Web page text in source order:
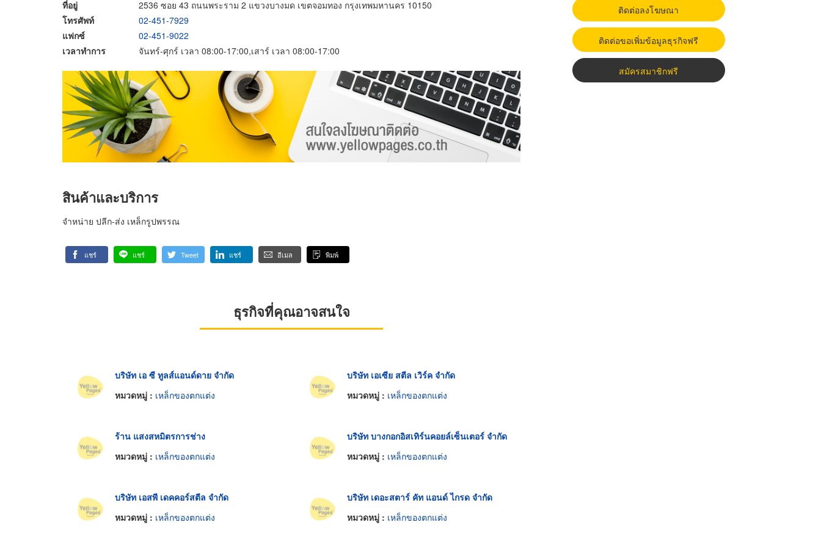
ที่อยู่
2536 ซอย 43 ถนนพระราม 2 แขวงบางมด เขตจอมทอง กรุงเทพมหานคร 10150
โทรศัพท์
02-451-7929
แฟกซ์
02-451-9022
เวลาทำการ
จันทร์-ศุกร์ เวลา 08:00-17:00,เสาร์ เวลา 08:00-17:00
สินค้าและบริการ
จำหน่าย ปลีก-ส่ง เหล็กรูปพรรณ
แชร์ แชร์ Tweet แชร์ อีเมล พิมพ์
ธุรกิจที่คุณอาจสนใจ
บริษัท เอ ซี ทูลส์แอนด์ดาย จำกัด
หมวดหมู่ : เหล็กของตกแต่ง
บริษัท เอเซีย สตีล เวิร์ค จำกัด
หมวดหมู่ : เหล็กของตกแต่ง
ร้าน แสงสหมิตรการช่าง
หมวดหมู่ : เหล็กของตกแต่ง
บริษัท บางกอกอิสเทิร์นคอยล์เซ็นเตอร์ จำกัด
หมวดหมู่ : เหล็กของตกแต่ง
บริษัท เอสพี เดคคอร์สตีล จำกัด
หมวดหมู่ : เหล็กของตกแต่ง
บริษัท เดอะสตาร์ คัท แอนด์ ไกรด จำกัด
หมวดหมู่ : เหล็กของตกแต่ง
ติดต่อลงโฆษณา
ติดต่อขอเพิ่มข้อมูลธุรกิจฟรี
สมัครสมาชิกฟรี